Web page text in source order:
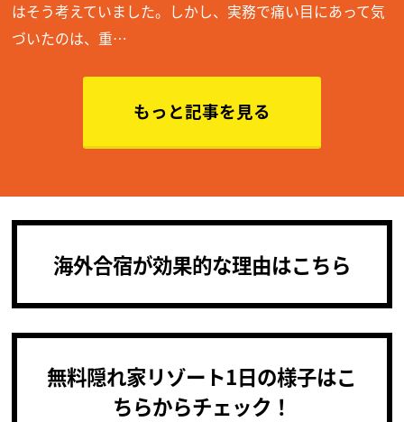
はそう考えていました。しかし、実務で痛い目にあって気
づいたのは、重…
もっと記事を見る
海外合宿が効果的な理由はこちら
無料隠れ家リゾート1日の様子はこ
ちらからチェック！